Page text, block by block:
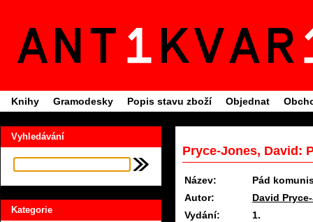
Knihy Gramodesky Popis stavu zboží Objednat
Vyhledávání
Kategorie
Pryce-Jones, David:
Název:
Pád
Autor:
David
Vydání:
1.